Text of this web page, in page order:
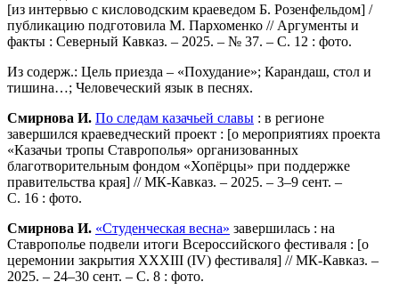
[из интервью с кисловодским краеведом Б. Розенфельдом] /
публикацию подготовила М. Пархоменко // Аргументы и
факты : Северный Кавказ. – 2025. – № 37. – С. 12 : фото.
Из содерж.: Цель приезда – «Похудание»; Карандаш, стол и
тишина…; Человеческий язык в песнях.
Смирнова И. По следам казачьей славы : в регионе
завершился краеведческий проект : [о мероприятиях проекта
«Казачьи тропы Ставрополья» организованных
благотворительным фондом «Хопёрцы» при поддержке
правительства края] // МК-Кавказ. – 2025. – 3–9 сент. –
С. 16 : фото.
Смирнова И. «Студенческая весна» завершилась : на
Ставрополье подвели итоги Всероссийского фестиваля : [о
церемонии закрытия XXXIII (IV) фестиваля] // МК-Кавказ. –
2025. – 24–30 сент. – С. 8 : фото.